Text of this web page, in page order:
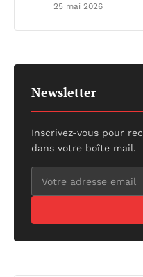
25 mai 2026
Newsletter
Inscrivez-vous pour
dans votre boîte mail.